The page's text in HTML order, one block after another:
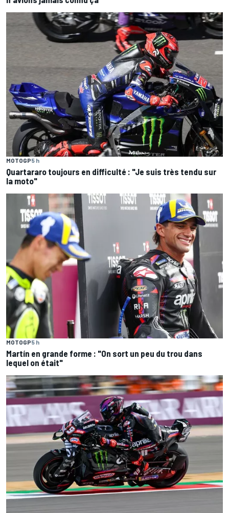
MOTOGP5 h
Quartararo toujours en difficulté : "Je suis très tendu sur
la moto"
MOTOGP5 h
Martín en grande forme : "On sort un peu du trou dans
lequel on était"